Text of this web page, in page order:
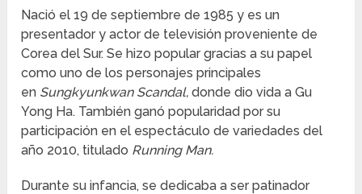
Nació el 19 de septiembre de 1985 y es un
presentador y actor de televisión proveniente de
Corea del Sur. Se hizo popular gracias a su papel
como uno de los personajes principales
en Sungkyunkwan Scandal,donde dio vida a Gu
Yong Ha. También ganó popularidad por su
participación en el espectáculo de variedades del
año 2010, titulado Running Man.
Durante su infancia, se dedicaba a ser patinador